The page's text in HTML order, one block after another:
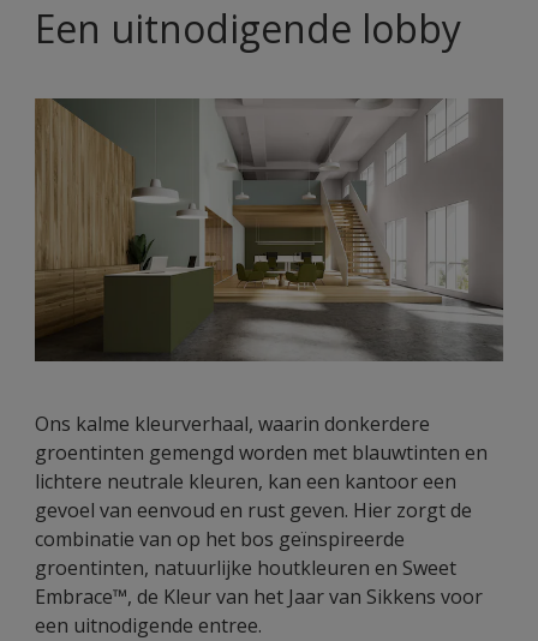
Een uitnodigende lobby
Ons kalme kleurverhaal, waarin donkerdere
groentinten gemengd worden met blauwtinten en
lichtere neutrale kleuren, kan een kantoor een
gevoel van eenvoud en rust geven. Hier zorgt de
combinatie van op het bos geïnspireerde
groentinten, natuurlijke houtkleuren en Sweet
Embrace™, de Kleur van het Jaar van Sikkens voor
een uitnodigende entree.